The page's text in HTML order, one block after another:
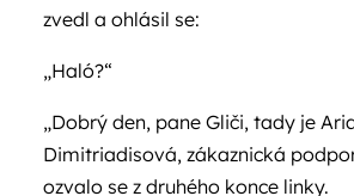
zvedl a ohlásil se:
„Haló?“
„Dobrý den, pane Gliči, tady je
Dimitriadisová, zákaznická
ozvalo se z druhého konce linky.